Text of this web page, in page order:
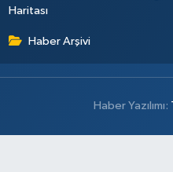
Haritası
Haber Arşivi
Haber Yazılımı: